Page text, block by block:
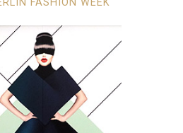
FASHION WEEK